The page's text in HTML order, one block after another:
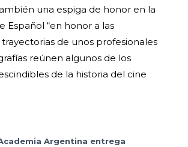
una espiga de honor en la
Español “en honor a las
trayectorias de unos profesionales
reúnen algunos de los
de la historia del cine
Argentina entrega